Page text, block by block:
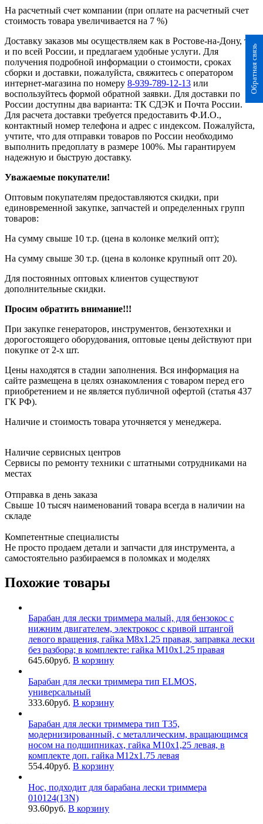
Обратная связь
На расчетный счет компании (при оплате на расчетный счет
стоимость товара увеличивается на 7 %)
Доставку заказов мы осуществляем как в Ростове-на-Дону, так
и по всей России, и предлагаем удобные услуги. Для
получения подробной информации о стоимости, сроках
сборки и доставки, пожалуйста, свяжитесь с оператором
интернет-магазина по номеру 8-939-789-12-13 или
воспользуйтесь формой обратной заявки. Для доставки по
России доступны два варианта: ТК СДЭК и Почта России.
Для расчета доставки требуется предоставить Ф.И.О.,
контактный номер телефона и адрес с индексом. Пожалуйста,
учтите, что для отправки товаров по России необходимо
выполнить предоплату в размере 100%. Мы гарантируем
надежную и быструю доставку.
Уважаемые покупатели!
Оптовым покупателям предоставляются скидки, при
единовременной закупке, запчастей и определенных групп
товаров:
На сумму свыше 10 т.р. (цена в колонке мелкий опт);
На сумму свыше 30 т.р. (цена в колонке крупный опт 20).
Для постоянных оптовых клиентов существуют
дополнительные скидки.
Просим обратить внимание!!!
При закупке генераторов, инструментов, бензотехнки и
дорогостоящего оборудования, оптовые цены действуют при
покупке от 2-х шт.
Цены находятся в стадии заполнения. Вся информация на
сайте размещена в целях ознакомления с товаром перед его
приобретением и не является публичной офертой (статья 437
ГК РФ).
Наличие и стоимость товара уточняется у менеджера.
Наличие сервисных центров
Сервисы по ремонту техники с штатными сотрудниками на
местах
Отправка в день заказа
Свыше 10 тысяч наименований товара всегда в наличии на
складе
Компетентные специалисты
Не просто продаем детали и запчасти для инструмента, а
самостоятельно разбираемся в поломках и моделях
Похожие товары
Барабан для лески триммера малый, для бензокос с
нижним двигателем, электрокос с кривой штангой
левого вращения, гайка М8х1.25 правая, заправка лески
без разбора; в комплекте: гайка М10х1.25 правая
645.60руб. В корзину
Барабан для лески триммера тип ELMOS,
универсальный
333.60руб. В корзину
Барабан для лески триммера тип Т35,
модернизированный, с металлическим, вращающимся
носом на подшипниках, гайка М10х1,25 левая, в
комплекте доп. гайка М12х1.75 левая
554.40руб. В корзину
Нос, подходит для барабана лески триммера
010124(13N)
93.60руб. В корзину